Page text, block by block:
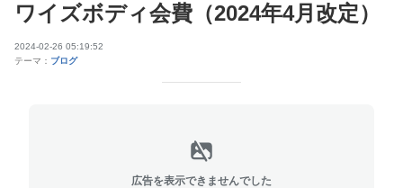
ワイズボディ会費（2024年4月改定）
2024-02-26 05:19:52
テーマ： ブログ
広告を表示できませんでした